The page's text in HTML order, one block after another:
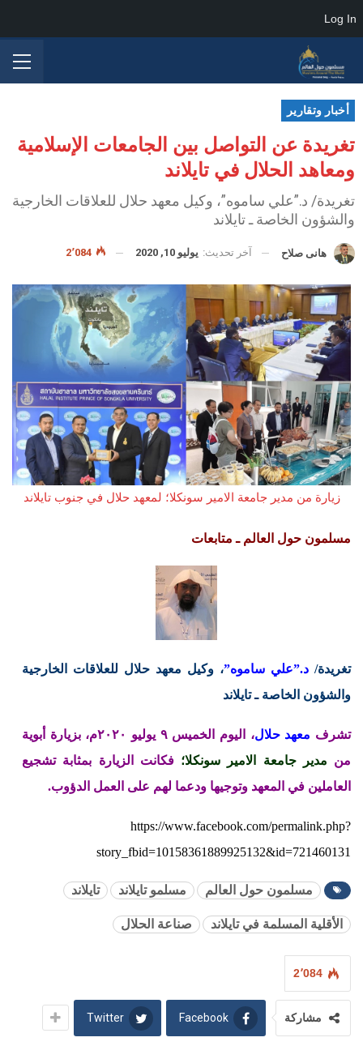
أخبار وتقارير
تغريدة عن التواصل بين الجامعات الإسلامية
ومعاهد الحلال في تايلاند
تغريدة/ د.”علي ساموه”، وكيل معهد حلال للعلاقات الخارجية
والشؤون الخاصة ـ تايلاند
هانى صلاح آخر تحديث: يوليو 10, 2020
زيارة من مدير جامعة الامير سونكلا؛ لمعهد حلال في جنوب تايلاند
مسلمون حول العالم ـ متابعات
تغريدة/ د.”علي ساموه”، وكيل معهد حلال للعلاقات الخارجية
والشؤون الخاصة ـ تايلاند
تشرف معهد حلال
، اليوم الخميس ٩ يوليو ٢٠٢٠م، بزيارة أبوية
من مدير جامعة الامير سونكلا؛ فكانت الزيارة بمثابة تشجيع
العاملين في المعهد وتوجيها ودعما لهم على العمل الدؤوب.
https://www.facebook.com/permalink.php?
story_fbid=10158361889925132&id=721460131
مسلمون حول العالم مسلمو تايلاند تايلاند
الأقلية المسلمة في تايلاند صناعة الحلال
2٬084
مشاركة Facebook
Twitter
Log In